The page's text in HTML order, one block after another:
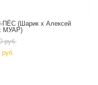
ПЁС (Шарик х Алексей
МУАР)
pуб.
pуб.